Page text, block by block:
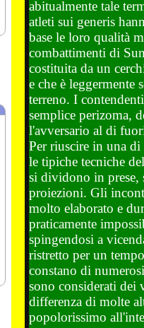
abitualmente tale
atleti sui generis
base le loro qualità
combattimenti di
costituita da un
e che è leggermente
terreno. I
semplice perizoma,
l'avversario al di
Per riuscire in una di
le tipiche tecniche
si dividono in prese,
proiezioni. Gli
molto elaborato e
praticamente
spingendosi a
ristretto per un
constano di
sono considerati dei
differenza di molte
popolorissimo